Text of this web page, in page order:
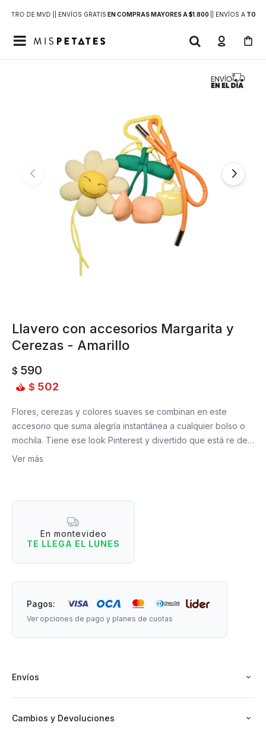
DE MVD | | ENVÍOS GRATIS EN COMPRAS MAYORES A $1.800 | ENVÍOS ATODO

Llavero con accesorios Margarita y
Cerezas - Amarillo
$ 590
$ 502
Flores, cerezas y colores suaves se combinan en este
accesorio que suma alegría instantánea a cualquier bolso o
mochila. Tiene ese look Pinterest y divertido que está re de
moda y funciona perfecto para quienes aman los detalles
- Charms con flor sonriente de tela suave y cerezas plush
estilo retro.
- Ideal para personalizar bolsos, mochilas o llaves con ese
estilo buena onda que tanto te gusta.
- Mosqueton metálico para enganchar fácil y no perder nada.
Medidas: 15 cm de largo (aproximadamente).
Ver más
En montevideo
TE LLEGA EL LUNES
Pagos:
Ver opciones de pago y planes de cuotas
Envíos
Cambios y Devoluciones